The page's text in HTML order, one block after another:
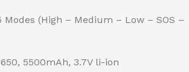
Modes (High – Medium – Low – SOS –
5500mAh, 3.7V li-ion